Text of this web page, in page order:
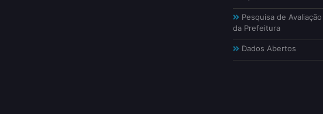
Pesquisa de Avaliação
da Prefeitura
Dados Abertos